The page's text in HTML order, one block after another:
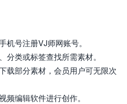
机号注册VJ师网账号。
分类或标签查找所需素材。
载部分素材，会员用户可无限次
频编辑软件进行创作。